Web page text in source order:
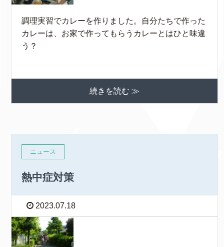
調理実習でカレーを作りました。自分たちで作った
カレーは、お家で作ってもらうカレーとはひと味違
う？
続きを読む ≫
ニュース
熱中症対策
2023.07.18